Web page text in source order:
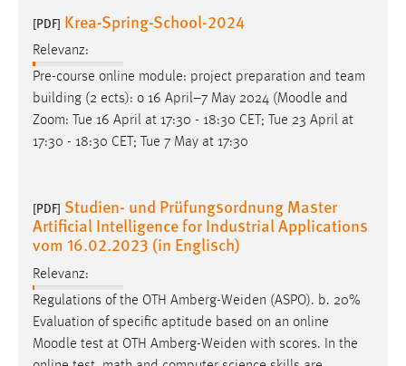
[PDF] Krea-Spring-School-2024
Relevanz:
Pre-course online module: project preparation and team
building (2 ects): o 16 April–7 May 2024 (Moodle and
Zoom: Tue 16 April at 17:30 - 18:30 CET; Tue 23 April at
17:30 - 18:30 CET; Tue 7 May at 17:30
[PDF] Studien- und Prüfungsordnung Master
Artificial Intelligence for Industrial Applications
vom 16.02.2023 (in Englisch)
Relevanz:
Regulations of the OTH Amberg-Weiden (ASPO). b. 20%
Evaluation of specific aptitude based on an online
Moodle test at OTH Amberg-Weiden with scores. In the